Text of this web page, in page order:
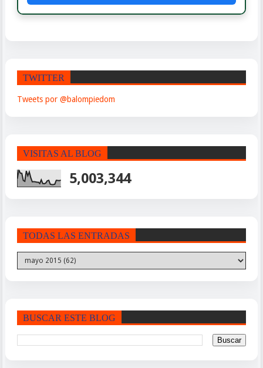
TWITTER
Tweets por @balompiedom
VISITAS AL BLOG
5,003,344
TODAS LAS ENTRADAS
BUSCAR ESTE BLOG